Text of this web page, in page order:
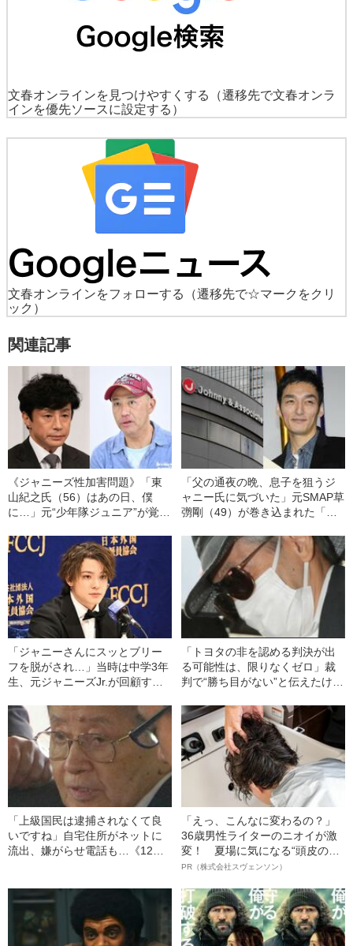
文春オンラインを見つけやすくする
（遷移先で文春オンラ
インを優先ソースに設定する）
文春オンラインをフォローする
（遷移先で☆マークをクリ
ック）
関連記事
《ジャニーズ性加害問題》「東
山紀之氏（56）はあの日、僕
に…」元“少年隊ジュニア”が覚悟
いんで。最後は出ちゃうんで
す」
「父の通夜の晩、息子を狙うジ
ャニー氏に気づいた」元SMAP草
彅剛（49）が巻き込まれた「ジ
因縁”
「ジャニーさんにスッとブリー
フを脱がされ…」当時は中学3年
生、元ジャニーズJr.が回顧する
「トヨタの非を認める判決が出
る可能性は、限りなくゼロ」裁
判で“勝ち目がない”と伝えたけれ
幸三を説得できなかった「長男
の葛藤」
「上級国民は逮捕されなくて良
いですね」自宅住所がネットに
流出、嫌がらせ電話も…《12人
への暴力」
「えっ、こんなに変わるの？」
36歳男性ライターのニオイが激
変！ 夏場に気になる“頭皮のニ
オイ”や“ベタつき”を解消す
ト”が生み出した徹底ケアとは
PR（株式会社スヴェンソン）